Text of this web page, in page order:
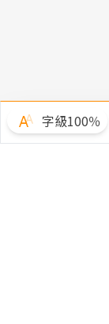
字級100％